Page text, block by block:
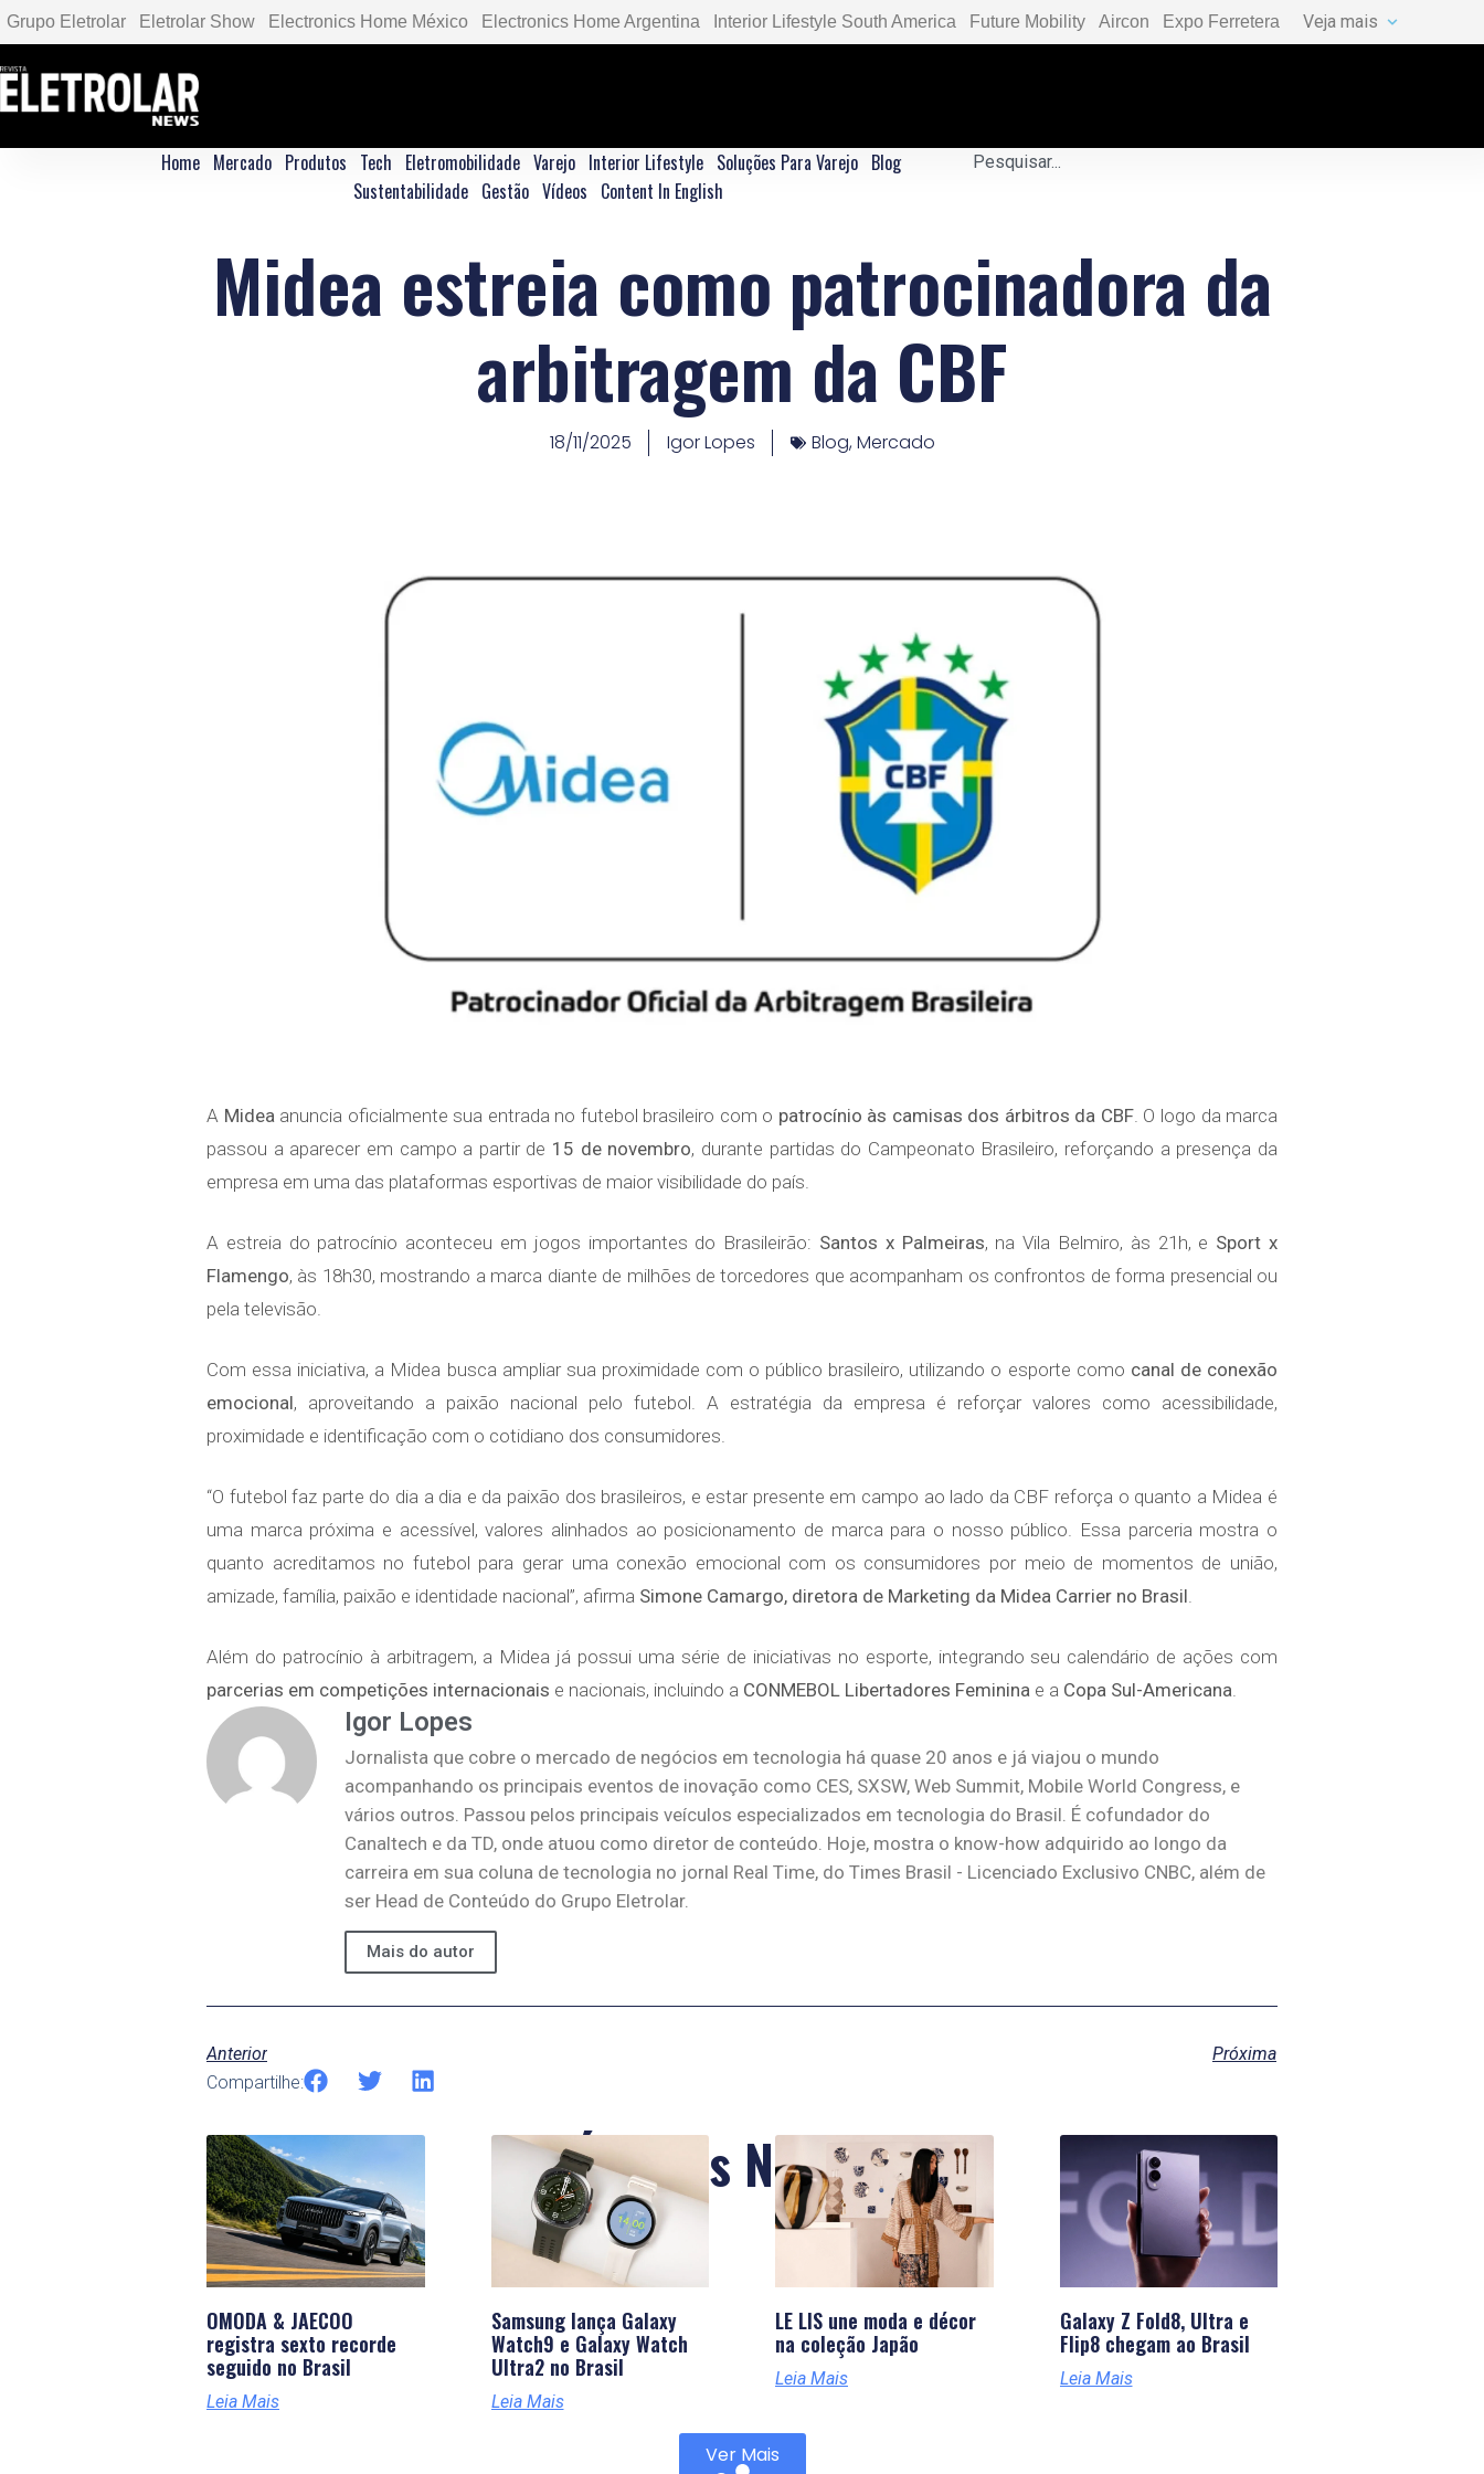
Grupo Eletrolar Eletrolar Show Electronics Home México Electronics Home Argentina Interior Lifestyle South America Future Mobility Aircon Expo Ferretera Veja mais
Home Mercado Produtos Tech Eletromobilidade Varejo Interior Lifestyle Soluções Para Varejo Blog
Sustentabilidade Gestão Vídeos Content In English
Midea estreia como patrocinadora da
arbitragem da CBF
18/11/2025 Igor Lopes Blog,Mercado
A Mideaanuncia oficialmente sua entrada no futebol brasileiro com o patrocínio às camisas dos árbitros da CBF. O logo da marca
passou a aparecer em campo a partir de 15 de novembro, durante partidas do Campeonato Brasileiro, reforçando a presença da
empresa em uma das plataformas esportivas de maior visibilidade do país.
A estreia do patrocínio aconteceu em jogos importantes do Brasileirão: Santos x Palmeiras, na Vila Belmiro, às 21h, e Sport x
Flamengo, às 18h30, mostrando a marca diante de milhões de torcedores que acompanham os confrontos de forma presencial ou
pela televisão.
Com essa iniciativa, a Midea busca ampliar sua proximidade com o público brasileiro, utilizando o esporte como canal de conexão
emocional, aproveitando a paixão nacional pelo futebol. A estratégia da empresa é reforçar valores como acessibilidade,
proximidade e identificação com o cotidiano dos consumidores.
“O futebol faz parte do dia a dia e da paixão dos brasileiros, e estar presente em campo ao lado da CBF reforça o quanto a Midea é
uma marca próxima e acessível, valores alinhados ao posicionamento de marca para o nosso público. Essa parceria mostra o
quanto acreditamos no futebol para gerar uma conexão emocional com os consumidores por meio de momentos de união,
amizade, família, paixão e identidade nacional”, afirma Simone Camargo, diretora de Marketing da Midea Carrier no Brasil.
Além do patrocínio à arbitragem, a Midea já possui uma série de iniciativas no esporte, integrando seu calendário de ações com
parcerias em competições internacionais e nacionais, incluindo a CONMEBOL Libertadores Feminina e a Copa Sul-Americana.
Igor Lopes
Jornalista que cobre o mercado de negócios em tecnologia há quase 20 anos e já viajou o mundo
acompanhando os principais eventos de inovação como CES, SXSW, Web Summit, Mobile World Congress, e
vários outros. Passou pelos principais veículos especializados em tecnologia do Brasil. É cofundador do
Canaltech e da TD, onde atuou como diretor de conteúdo. Hoje, mostra o know-how adquirido ao longo da
carreira em sua coluna de tecnologia no jornal Real Time, do Times Brasil - Licenciado Exclusivo CNBC, além de
ser Head de Conteúdo do Grupo Eletrolar.
Mais do autor
Anterior
Próxima
Compartilhe:
Últimas Notícias
OMODA & JAECOO
registra sexto recorde
seguido no Brasil
Leia Mais
Samsung lança Galaxy
Watch9 e Galaxy Watch
Ultra2 no Brasil
Leia Mais
LE LIS une moda e décor
na coleção Japão
Leia Mais
Galaxy Z Fold8, Ultra e
Flip8 chegam ao Brasil
Leia Mais
Ver Mais